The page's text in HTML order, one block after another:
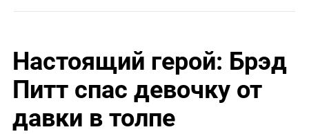
Настоящий герой: Брэд
Питт спас девочку от
давки в толпе